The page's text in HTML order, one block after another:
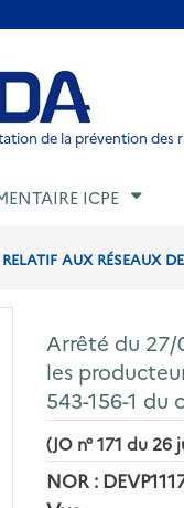
de page
de la prévention
ICPE
AUX RÉSEAUX
Arrêté du 27/
les
543-156-1 du
(JO n° 171 du 26
NOR :